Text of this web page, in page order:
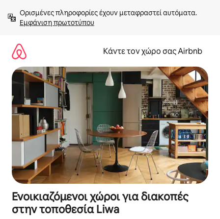
στο
περιεχόμενοΕμφάνιση πρωτοτύπου
Κάντε τον χώρο σας Airbnb
Ενοικιαζόμενοι χώροι για διακοπές
στην τοποθεσία Liwa